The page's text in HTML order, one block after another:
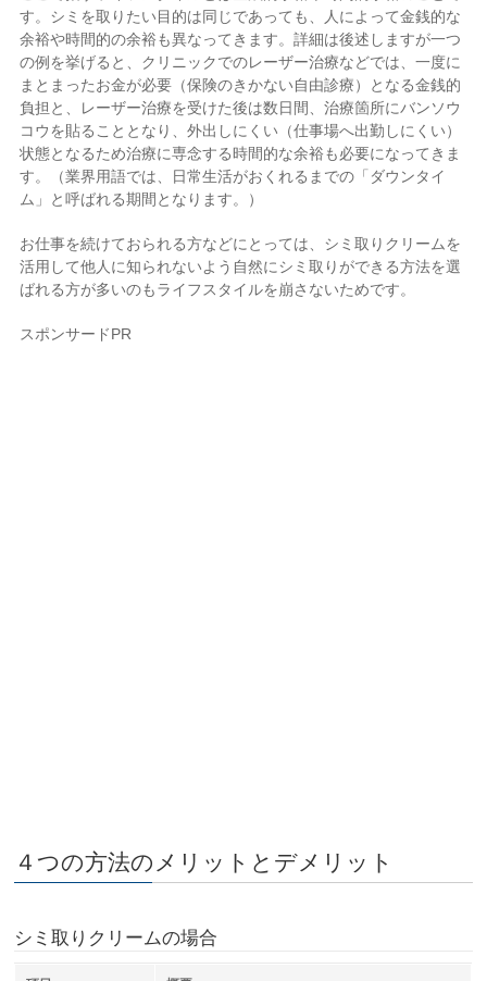
す。シミを取りたい目的は同じであっても、人によって金銭的な
余裕や時間的の余裕も異なってきます。詳細は後述しますが一つ
の例を挙げると、クリニックでのレーザー治療などでは、一度に
まとまったお金が必要（保険のきかない自由診療）となる金銭的
負担と、レーザー治療を受けた後は数日間、治療箇所にバンソウ
コウを貼ることとなり、外出しにくい（仕事場へ出勤しにくい）
状態となるため治療に専念する時間的な余裕も必要になってきま
す。（業界用語では、日常生活がおくれるまでの「ダウンタイ
ム」と呼ばれる期間となります。）
お仕事を続けておられる方などにとっては、シミ取りクリームを
活用して他人に知られないよう自然にシミ取りができる方法を選
ばれる方が多いのもライフスタイルを崩さないためです。
スポンサードPR
４つの方法のメリットとデメリット
シミ取りクリームの場合